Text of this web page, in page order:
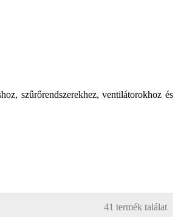
szűrőrendszerekhez, ventilátorokhoz és
41 termék találat